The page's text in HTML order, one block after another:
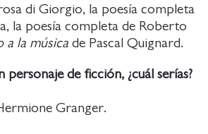
di Giorgio, la poesía completa
la poesía completa de Roberto
a la música de Pascal Quignard.
personaje de ficción, ¿cuál serías?
Granger.